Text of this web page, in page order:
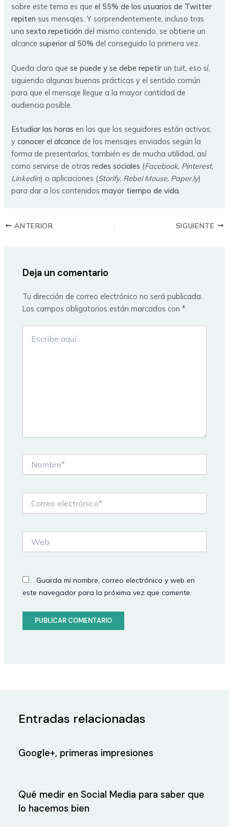
sobre este tema es queel 55% de los usuarios de Twitter
repiten sus mensajes. Y sorprendentemente, incluso tras
unasexta repetición del mismo contenido, se obtiene un
alcancesuperior al 50% del conseguido la primera vez.
Queda claro quese puede y se debe repetir un tuit, eso sí,
siguiendo algunas buenas prácticas y el sentido común
para que el mensaje llegue a la mayor cantidad de
audiencia posible.
Estudiar las horas en las que los seguidores están activos,
yconocer el alcance de los mensajes enviados según la
forma de presentarlos, también es de mucha utilidad, así
como servirse de otrasredes sociales (Facebook, Pinterest,
Linkedin) o aplicaciones (Storify, Rebel Mouse, Paper.ly)
para dar a los contenidosmayor tiempo de vida.
ANTERIOR SIGUIENTE
Deja un comentario
Tu dirección de correo electrónico no será publicada.
Los campos obligatorios están marcados con*
aquí...
electrónico*
Guarda mi nombre, correo electrónico y web en
este navegador para la próxima vez que comente.
Entradas relacionadas
Google+, primeras impresiones
Qué medir en Social Media para saber que
lo hacemos bien